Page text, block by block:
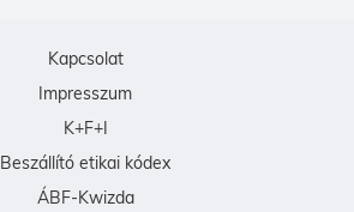
Kapcsolat
Impresszum
K+F+I
Beszállító etikai kódex
ÁBF-Kwizda